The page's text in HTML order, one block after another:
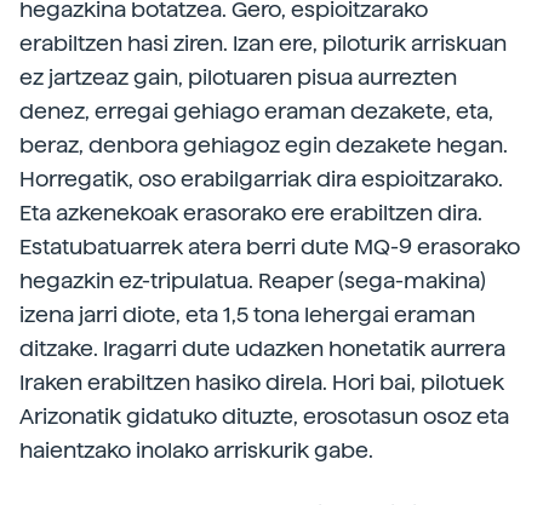
hegazkina botatzea. Gero, espioitzarako
erabiltzen hasi ziren. Izan ere, piloturik arriskuan
ez jartzeaz gain, pilotuaren pisua aurrezten
denez, erregai gehiago eraman dezakete, eta,
beraz, denbora gehiagoz egin dezakete hegan.
Horregatik, oso erabilgarriak dira espioitzarako.
Eta azkenekoak erasorako ere erabiltzen dira.
Estatubatuarrek atera berri dute MQ-9 erasorako
hegazkin ez-tripulatua. Reaper (sega-makina)
izena jarri diote, eta 1,5 tona lehergai eraman
ditzake. Iragarri dute udazken honetatik aurrera
Iraken erabiltzen hasiko direla. Hori bai, pilotuek
Arizonatik gidatuko dituzte, erosotasun osoz eta
haientzako inolako arriskurik gabe.